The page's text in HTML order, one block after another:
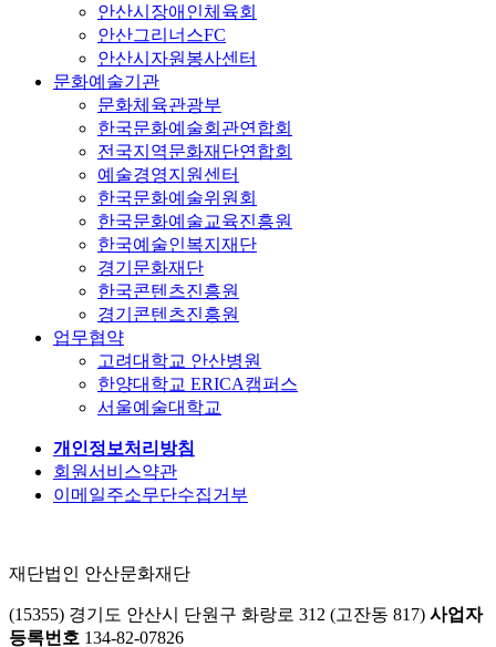
안산시장애인체육회
안산그리너스FC
안산시자원봉사센터
문화예술기관
문화체육관광부
한국문화예술회관연합회
전국지역문화재단연합회
예술경영지원센터
한국문화예술위원회
한국문화예술교육진흥원
한국예술인복지재단
경기문화재단
한국콘텐츠진흥원
경기콘텐츠진흥원
업무협약
고려대학교 안산병원
한양대학교 ERICA캠퍼스
서울예술대학교
개인정보처리방침
회원서비스약관
이메일주소무단수집거부
재단법인 안산문화재단
(15355) 경기도 안산시 단원구 화랑로 312 (고잔동 817) 사업자
등록번호 134-82-07826